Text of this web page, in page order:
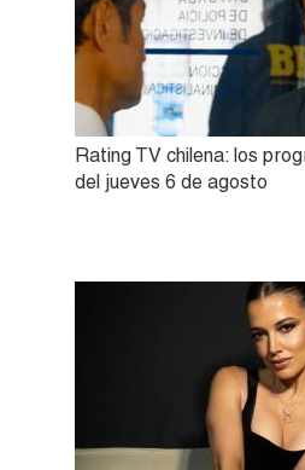
Rating TV chilena: los
del jueves 6 de agosto